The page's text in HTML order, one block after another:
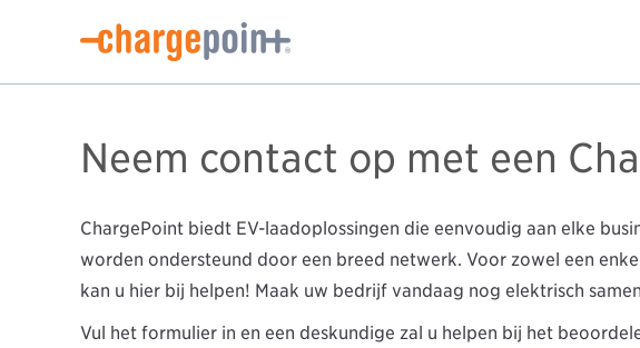
Neem contact op met een
ChargePoint biedt EV-laadoplossingen die eenvoudig aan elke
worden ondersteund door een breed netwerk. Voor zowel een
kan u hier bij helpen! Maak uw bedrijf vandaag nog elektrisch
Vul het formulier in en een deskundige zal u helpen bij het